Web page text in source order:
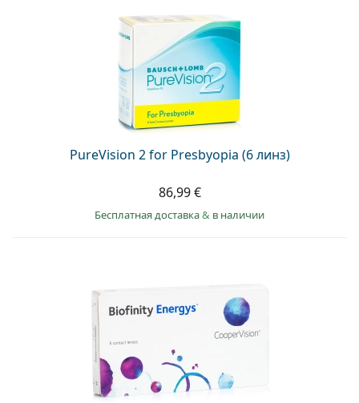
PureVision 2 for Presbyopia (6 линз)
86,99 €
Бесплатная доставка& в наличии